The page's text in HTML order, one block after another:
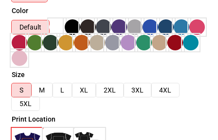
Color
Default
Size
S
M L XL 2XL 3XL
4XL
5XL
Print Location